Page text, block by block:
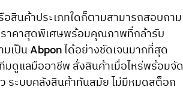
สินค้าประเภทใดก็ตามสามารถสอบถาม
าคาสุดพิเศษพร้อมคุณภาพที่กล้ารับ
เป็น Abpon ได้อย่างชัดเจนมากที่สุด
มดูแลมืออาชีพ สั่งสินค้าเมื่อไหร่พร้อมจัด
ว ระบบคลังสินค้าทันสมัย ไม่มีหมดสต็อก